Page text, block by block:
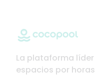
La plataforma
espacios por